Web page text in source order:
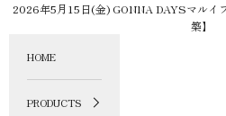
コンテンツへスキップ
2026年5月15日(金) GONNA DAYSマルイ
築】
HOME
PRODUCTS